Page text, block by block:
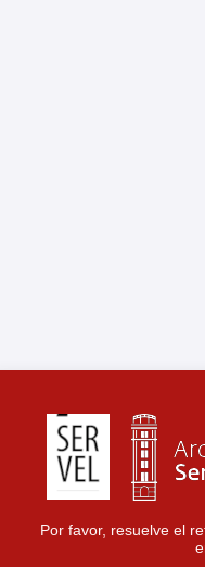
Por favor, resuelve el